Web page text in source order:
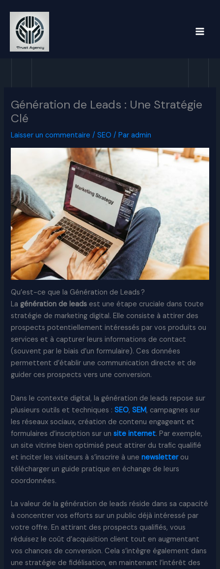
contenu
Génération de Leads : Une Stratégie
Clé
Laisser un commentaire /SEO / Paradmin
Qu’est-ce que la Génération de Leads ?
La génération de leads est une étape cruciale dans toute
stratégie de marketing digital. Elle consiste à attirer des
prospects potentiellement intéressés par vos produits ou
services et à capturer leurs informations de contact
(souvent par le biais d’un formulaire). Ces données
permettent d’établir une communication directe et de
guider ces prospects vers une conversion.
Dans le contexte digital, la génération de leads repose sur
plusieurs outils et techniques :SEO,SEM, campagnes sur
les réseaux sociaux, création de contenu engageant et
formulaires d’inscription sur unsite internet. Par exemple,
un site vitrine bien optimisé peut attirer du trafic qualifié
et inciter les visiteurs à s’inscrire à unenewsletter ou
télécharger un guide pratique en échange de leurs
coordonnées.
La valeur de la génération de leads réside dans sa capacité
à concentrer vos efforts sur un public déjà intéressé par
votre offre. En attirant des prospects qualifiés, vous
réduisez le coût d’acquisition client tout en augmentant
vos chances de conversion. Cela s’intègre également dans
une stratégie de fidélisation, en maintenant l’intérêt des